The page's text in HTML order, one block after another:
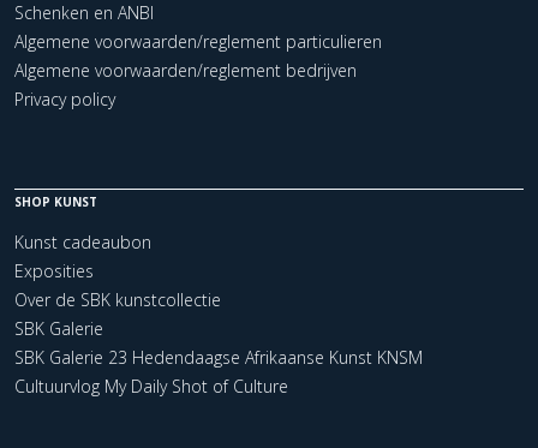
Schenken en ANBI
Algemene voorwaarden/reglement particulieren
Algemene voorwaarden/reglement bedrijven
Privacy policy
SHOP KUNST
Kunst cadeaubon
Exposities
Over de SBK kunstcollectie
SBK Galerie
SBK Galerie 23 Hedendaagse Afrikaanse Kunst KNSM
Cultuurvlog My Daily Shot of Culture